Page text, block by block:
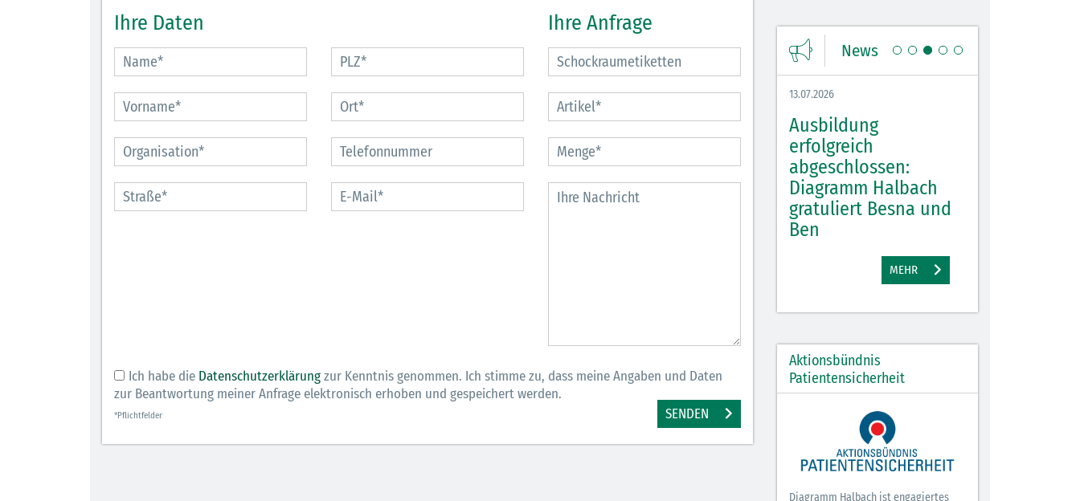
Ihre Daten Ihre Anfrage
Ich habe die Datenschutzerklärungzur Kenntnis genommen. Ich stimme zu, dass meine Angaben und Daten
zur Beantwortung meiner Anfrage elektronisch erhoben und gespeichert werden.
*Pflichtfelder SENDEN
News
30.06.2026
Ein ganzes
Berufsleben bei
Diagramm Halbach
MEHR
29.07.2026
Schwimmsport und
Gemeinschaft in
direkter
Nachbarschaft
27.07.2026
WM Tippspiel sorgt
für Spannung, gute
Stimmung und tolle
Gewinne
13.07.2026
Ausbildung
erfolgreich
abgeschlossen:
Diagramm Halbach
gratuliert Besna und
Ben
MEHR
Aktionsbündnis
Patientensicherheit
Diagramm Halbach ist engagiertes